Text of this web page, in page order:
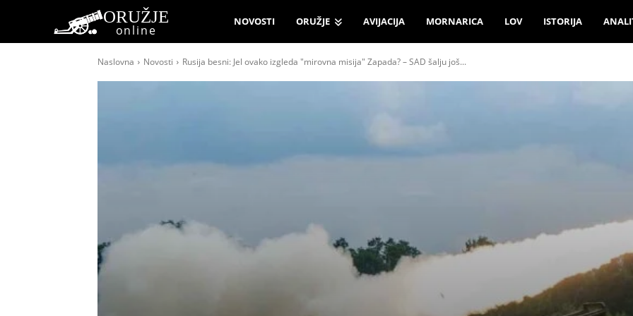
ORUŽJE
online
NOVOSTI ORUŽJE AVIJACIJA MORNARICA LOV ISTORIJA
Naslovna Novosti Rusija besni: Jel ovako izgleda "mirovna misija" Zapada? – SAD šalju još...